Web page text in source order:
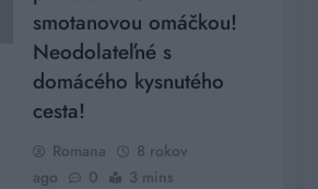
smotanovou omáčkou!
Neodolateľné s
domácého kysnutého
cesta!
Romana
8 rokov
ago
0 3 mins